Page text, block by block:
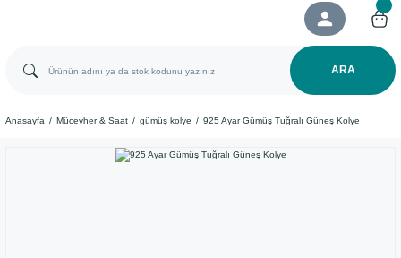
ARA
Anasayfa Mücevher & Saat gümüş kolye 925 Ayar Gümüş Tuğralı Güneş Kolye